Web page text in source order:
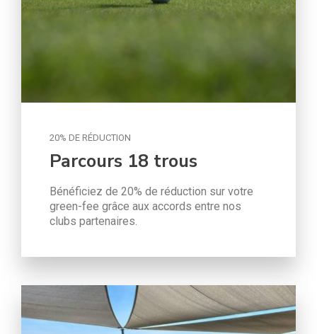
20% DE RÉDUCTION
Parcours 18 trous
Bénéficiez de 20% de réduction sur votre
green-fee grâce aux accords entre nos
clubs partenaires.
18€90
/personne